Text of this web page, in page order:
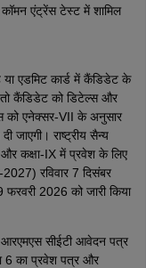
कॉमन एंट्रेंस टेस्ट में शामिल
एडमिट कार्ड में कैंडिडेट के
तो कैंडिडेट को डिटेल्स और
को एनेक्सर-VII के अनुसार
जाएगी। राष्ट्रीय सैन्य
कक्षा-IX में प्रवेश के लिए
रविवार 7 दिसंबर
2026 को जारी किया
आरएमएस सीईटी आवेदन पत्र
6 का प्रवेश पत्र और